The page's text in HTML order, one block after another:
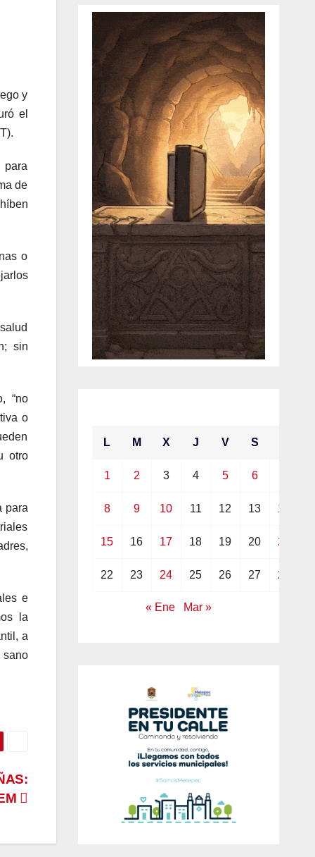
y
el
para
de
o
sin
“no
o
otro
para
e
la
a
L M X J V S
1 2 3 4 5 6
8 9 10 11 12 13 14
15 16 17 18 19 20 21
22 23 24 25 26 27 28
« Ene Mar »